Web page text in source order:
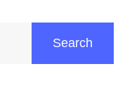
Search